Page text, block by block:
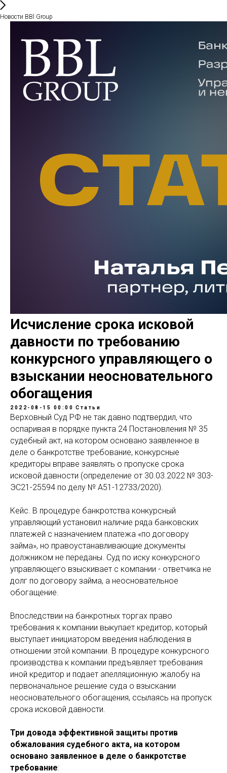
Новости BBl Group
Исчисление срока исковой
давности по требованию
конкурсного управляющего о
взыскании неосновательного
обогащения
2022-08-15 00:00 Статьи
Верховный Суд РФ не так давно подтвердил, что
оспаривая в порядке пункта 24 Постановления № 35
судебный акт, на котором основано заявленное в
деле о банкротстве требование, конкурсные
кредиторы вправе заявлять о пропуске срока
исковой давности (определение от 30.03.2022 № 303-
ЭС21-25594 по делу № А51-12733/2020).
Кейс. В процедуре банкротства конкурсный
управляющий установил наличие ряда банковских
платежей с назначением платежа «по договору
займа», но правоустанавливающие документы
должником не переданы. Суд по иску конкурсного
управляющего взыскивает с компании - ответчика не
долг по договору займа, а неосновательное
обогащение.
Впоследствии на банкротных торгах право
требования к компании выкупает кредитор, который
выступает инициатором введения наблюдения в
отношении этой компании. В процедуре конкурсного
производства к компании предъявляет требования
иной кредитор и подает апелляционную жалобу на
первоначальное решение суда о взыскании
неосновательного обогащения, ссылаясь на пропуск
срока исковой давности.
Три довода эффективной защиты против
обжалования судебного акта, на котором
основано заявленное в деле о банкротстве
требование: